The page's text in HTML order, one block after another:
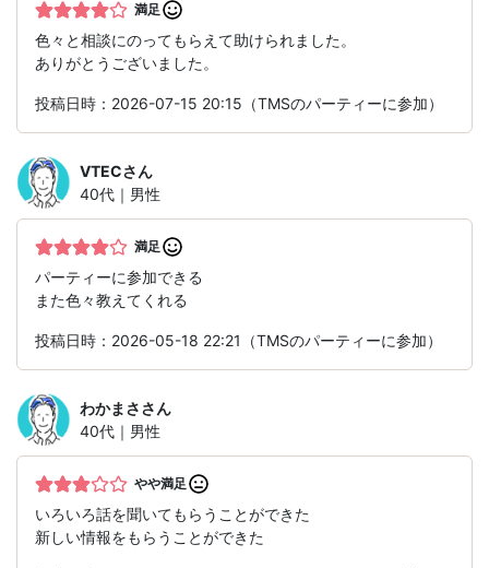
満足
色々と相談にのってもらえて助けられました。
ありがとうございました。
投稿日時：2026-07-15 20:15（TMSのパーティーに参加）
VTECさん
40代｜男性
満足
パーティーに参加できる
また色々教えてくれる
投稿日時：2026-05-18 22:21（TMSのパーティーに参加）
わかまささん
40代｜男性
やや満足
いろいろ話を聞いてもらうことができた
新しい情報をもらうことができた